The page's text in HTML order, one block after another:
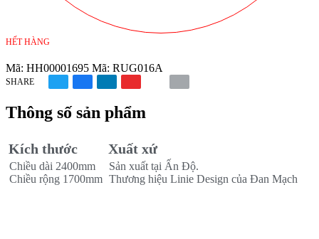
HẾT HÀNG
Mã: HH00001695 Mã: RUG016A
SHARE
Thông số sản phẩm
Kích thước
Chiều dài 2400mm
Chiều rộng 1700mm
Xuất xứ
Sản xuất tại Ấn Độ.
Thương hiệu Linie Design của Đan Mạch